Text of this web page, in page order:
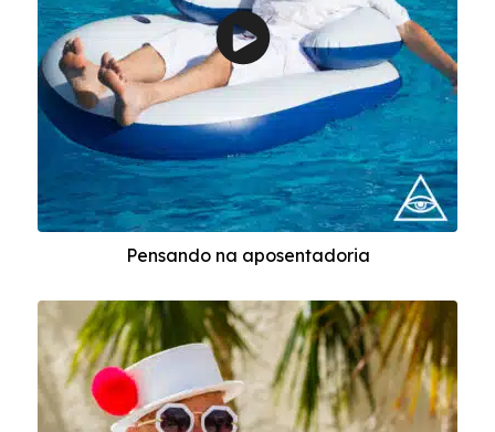
Pensando na aposentadoria